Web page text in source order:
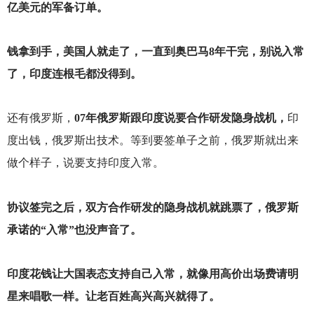
亿美元的军备订单。
钱拿到手，美国人就走了，一直到奥巴马8年干完，别说入常
了，印度连根毛都没得到。
还有俄罗斯， 07年俄罗斯跟印度说要合作研发隐身战机， 印
度出钱，俄罗斯出技术。等到要签单子之前，俄罗斯就出来
做个样子，说要支持印度入常。
协议签完之后，双方合作研发的隐身战机就跳票了，俄罗斯
承诺的“入常”也没声音了。
印度花钱让大国表态支持自己入常，就像用高价出场费请明
星来唱歌一样。让老百姓高兴高兴就得了。